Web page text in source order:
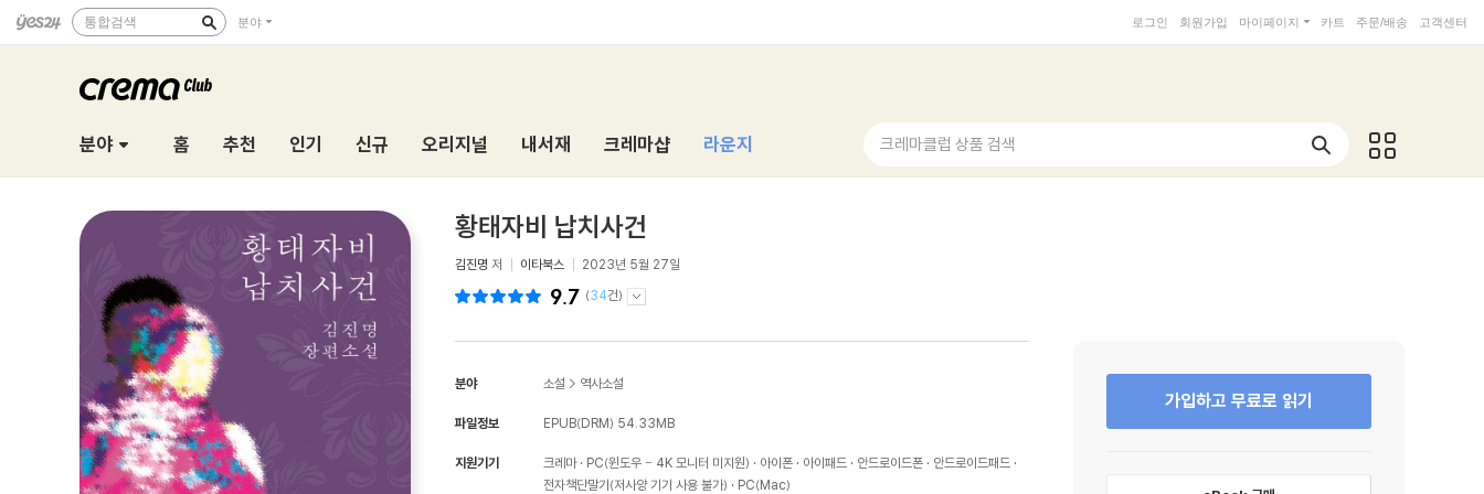
통합검색 분야 로그인 회원가입 마이페이지 카트 주문/배송 고객센터
분야 홈 추천 인기 신규 오리지널 내서재 크레마샵 라운지 크레마클럽 상품 검색
황태자비 납치사건
김진명 저 이타북스 2023년 5월 27일
9.7 (34건)
분야 소설 > 역사소설
파일정보 EPUB(DRM) 54.33MB
지원기기 크레마 PC(윈도우 - 4K 모니터 미지원) 아이폰 아이패드 안드로이드폰
안드로이드패드
전자책단말기(저사양 기기 사용 불가)
PC(Mac)
가입하고 무료로 읽기